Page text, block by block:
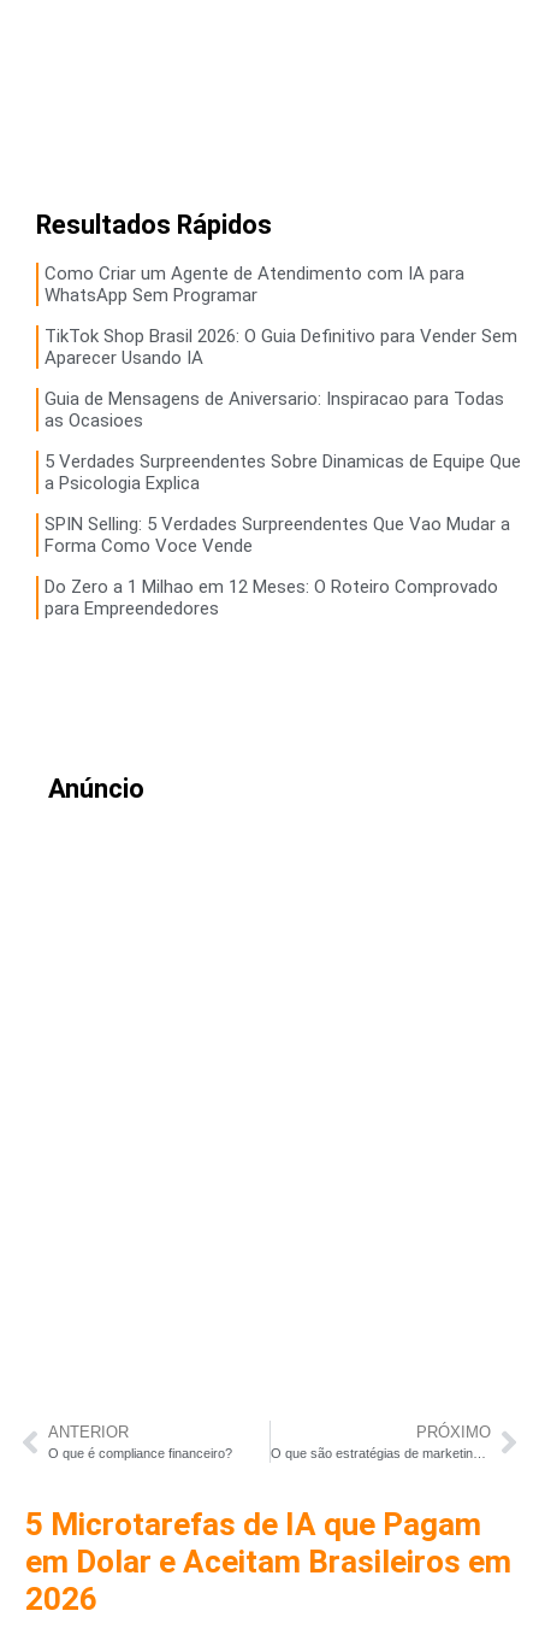
Resultados Rápidos
Como Criar um Agente de Atendimento com IA para
WhatsApp Sem Programar
TikTok Shop Brasil 2026: O Guia Definitivo para Vender Sem
Aparecer Usando IA
Guia de Mensagens de Aniversario: Inspiracao para Todas
as Ocasioes
5 Verdades Surpreendentes Sobre Dinamicas de Equipe Que
a Psicologia Explica
SPIN Selling: 5 Verdades Surpreendentes Que Vao Mudar a
Forma Como Voce Vende
Do Zero a 1 Milhao em 12 Meses: O Roteiro Comprovado
para Empreendedores
Anúncio
ANTERIOR
O que é compliance financeiro?
PRÓXIMO
O que são estratégias de marketing digital?
5 Microtarefas de IA que Pagam
em Dolar e Aceitam Brasileiros em
2026